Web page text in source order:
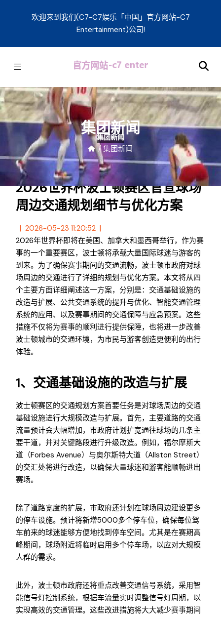
欢迎来到我们(C7-C7娱乐「中国」官方网站-C7
Entertainment)公司!
集团新闻
/ 集团新闻
2026世界杯波士顿赛区官宣球场
周边交通规划细节与优化方案
2026-05-23 11:20:52
2026年世界杯即将在美国、加拿大和墨西哥举行，作为赛
事的一个重要赛区，波士顿将承载大量国际球迷与游客的
到来。为了确保赛事期间的交通流畅，波士顿市政府对球
场周边的交通进行了详细的规划与优化方案。本文将从四
个主要方面详细阐述这一方案，分别是：交通基础设施的
改造与扩展、公共交通系统的提升与优化、智能交通管理
系统的应用、以及赛事期间的交通保障与应急预案。这些
措施不仅将为赛事的顺利进行提供保障，也将进一步改善
波士顿城市的交通环境，为市民与游客创造更便利的出行
体验。
1、交通基础设施的改造与扩展
波士顿赛区的交通规划方案首要任务是对球场周边的交通
基础设施进行大规模改造与扩展。首先，主要道路的交通
流量预计会大幅增加，市政府计划扩宽通往球场的几条主
要干道，并对关键路段进行升级改造。例如，福尔摩斯大
道（Forbes Avenue）与奥尔斯特大道（Allston Street）
的交汇处将进行改造，以确保大量球迷和游客能顺畅进出
赛场。
除了道路宽度的扩展，市政府还计划在球场周边建设更多
的停车设施。预计将新增5000多个停车位，确保每位驾
车前来的球迷能够方便地找到停车空间。尤其是在赛期高
峰期间，球场附近将临时启用多个停车场，以应对大规模
人群的需求。
此外，波士顿市政府还将重点改善交通信号系统，采用智
能信号灯控制系统，根据车流量实时调整信号灯周期，以
实现高效的交通管理。这些改进措施将大大减少赛事期间